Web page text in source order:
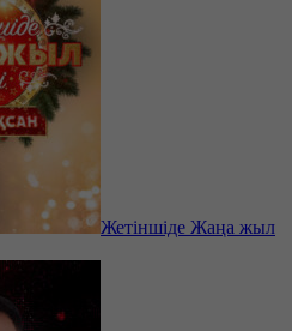
Жетіншіде Жаңа жыл